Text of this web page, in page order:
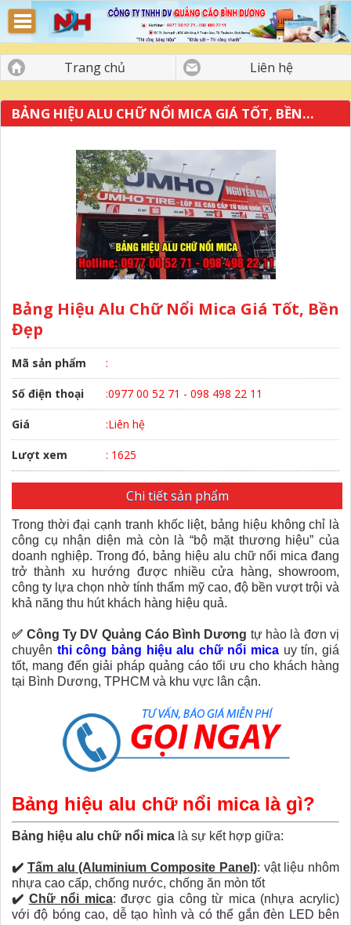
Bảng Hiệu Quảng Cáo Bình Dương
Trang chủ Liên hệ
BẢNG HIỆU ALU CHỮ NỔI MICA GIÁ TỐT, BỀN...
Bảng Hiệu Alu Chữ Nổi Mica Giá Tốt, Bền
Đẹp
Mã sản phẩm :
Số điện thoại :0977 00 52 71 - 098 498 22 11
Giá :Liên hệ
Lượt xem : 1625
Chi tiết sản phẩm
Trong thời đại cạnh tranh khốc liệt, bảng hiệu không chỉ là
công cụ nhận diện mà còn là “bộ mặt thương hiệu” của
doanh nghiệp. Trong đó, bảng hiệu alu chữ nổi mica đang
trở thành xu hướng được nhiều cửa hàng, showroom,
công ty lựa chọn nhờ tính thẩm mỹ cao, độ bền vượt trội và
khả năng thu hút khách hàng hiệu quả.
✅ Công Ty DV Quảng Cáo Bình Dương tự hào là đơn vị
chuyên thi công bảng hiệu alu chữ nổi mica uy tín, giá
tốt, mang đến giải pháp quảng cáo tối ưu cho khách hàng
tại Bình Dương, TPHCM và khu vực lân cận.
Bảng hiệu alu chữ nổi mica là gì?
Bảng hiệu alu chữ nổi mica là sự kết hợp giữa:
✔️ Tấm alu (Aluminium Composite Panel): vật liệu nhôm
nhựa cao cấp, chống nước, chống ăn mòn tốt
✔️ Chữ nổi mica: được gia công từ mica (nhựa acrylic)
với độ bóng cao, dễ tạo hình và có thể gắn đèn LED bên